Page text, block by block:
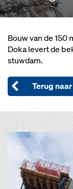
Bouw van de 150
Doka levert de
stuwdam.
Terug
Open